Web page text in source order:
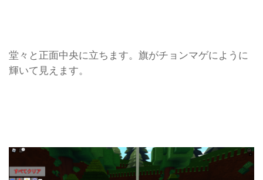
堂々と正面中央に立ちます。旗がチョンマゲにように
輝いて見えます。